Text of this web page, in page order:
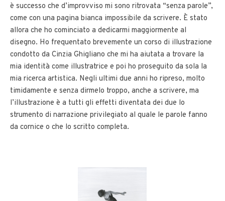
è successo che d’improvviso mi sono ritrovata “senza parole”,
come con una pagina bianca impossibile da scrivere. È stato
allora che ho cominciato a dedicarmi maggiormente al
disegno. Ho frequentato brevemente un corso di illustrazione
condotto da Cinzia Ghigliano che mi ha aiutata a trovare la
mia identità come illustratrice e poi ho proseguito da sola la
mia ricerca artistica. Negli ultimi due anni ho ripreso, molto
timidamente e senza dirmelo troppo, anche a scrivere, ma
l’illustrazione è a tutti gli effetti diventata dei due lo
strumento di narrazione privilegiato al quale le parole fanno
da cornice o che lo scritto completa.